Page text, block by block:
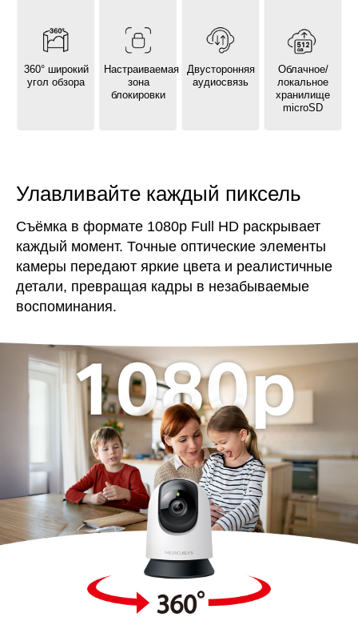
360° широкий
угол обзора
Настраиваемая
зона
блокировки
Двусторонняя
аудиосвязь
Облачное/
локальное
хранилище
microSD
‌Улавливайте каждый пиксель
Съёмка в формате 1080p Full HD раскрывает
каждый момент. Точные оптические элементы
камеры передают яркие цвета и реалистичные
детали, превращая кадры в незабываемые
воспоминания.